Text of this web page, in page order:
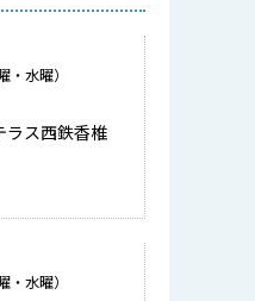
水曜）
ラス西鉄香椎
水曜）